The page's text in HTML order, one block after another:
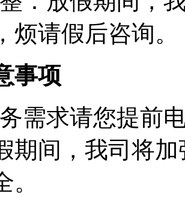
烦请假后咨询。
事项
需求请您提前
期间，我司将